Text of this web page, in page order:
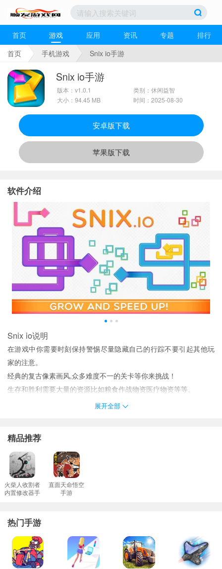
首页 游戏 应用 资讯 专题
排行
首页
手机游戏 Snix io手游
Snix io手游
版本：v1.0.1
大小：94.45 MB
类别：休闲益智
时间：2025-08-30
安卓版下载
苹果版下载
软件介绍
Snix io说明
在游戏中你需要时刻保持警惕尽量隐藏自己的行踪不要引起其他玩
家的注意。
经典的复古像素画风,众多难度不一的关卡等你来挑战！
生存和胜利需要大量的资源比如粮食作战物资医疗物资等等。
障碍也是很关键的一点。一些油桶可以帮助你获得更多的小人。
音。
Snix io介绍
1、可以控制自己的人物去进行挑战除此之外还有超多刺激的对战内
容。
2、超真实的射击作战游戏玩法竞技场逐鹿争锋解锁属于你的荣耀;
斗技巧来消灭不同的飞机。
4、法很简单男女老少都很容易上手体验轻松愉悦的射击游戏。
5、画风很可爱清新简洁的游戏画风游戏中玩家可以控制一个战士进
行狙击战斗。
展开全部
精品推荐
火柴人收割者
内置修改器手
直面天命悟空
手游
热门手游